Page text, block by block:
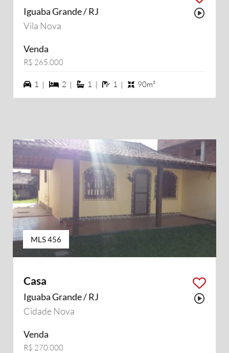
Iguaba Grande / RJ
Vila Nova
Venda
R$ 265.000
1 vagas na garagem
1 | 2 dormiórios
2 | 1 suítes
1 | 1 banheiros
1 | 90m²
MLS 456
Casa
Iguaba Grande / RJ
Cidade Nova
Venda
R$ 270.000